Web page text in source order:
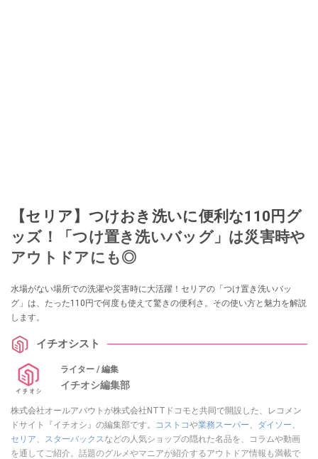
【セリア】つけおき洗いに便利な110円グ
ッズ！「つけ置き洗いバッグ」は災害時や
アウトドアにも◎
水場がない場所での洗濯や災害時に大活躍！セリアの「つけ置き洗いバッ
グ」は、たった110円で何度も使えて驚きの便利さ。その使い方と魅力を解説
します。
イチオシスト
ライター / 編集
イチオシ編集部
株式会社オールアバウトが株式会社NTTドコモと共同で開設した、レコメン
ドサイト『イチオシ』の編集部です。
コストコや業務スーパー、 ダイソー、
セリア、 スターバックスなどの人気ショップの隠れた名品を、コラムや動画
を通してご紹介。話題のグルメやマニアが紹介するアウトドア情報も満載で